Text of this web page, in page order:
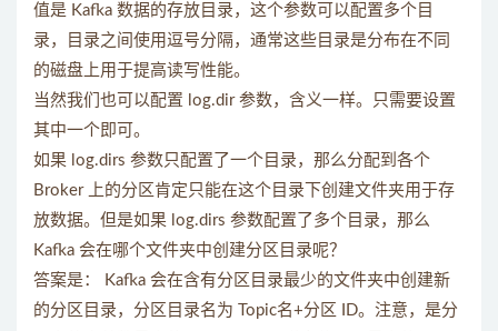
值是 Kafka 数据的存放目录，这个参数可以配置多个目
录，目录之间使用逗号分隔，通常这些目录是分布在不同
的磁盘上用于提高读写性能。
当然我们也可以配置 log.dir 参数，含义一样。只需要设置
其中一个即可。
如果 log.dirs 参数只配置了一个目录，那么分配到各个
Broker 上的分区肯定只能在这个目录下创建文件夹用于存
放数据。但是如果 log.dirs 参数配置了多个目录，那么
Kafka 会在哪个文件夹中创建分区目录呢？
答案是： Kafka 会在含有分区目录最少的文件夹中创建新
的分区目录，分区目录名为 Topic名+分区 ID。注意，是分